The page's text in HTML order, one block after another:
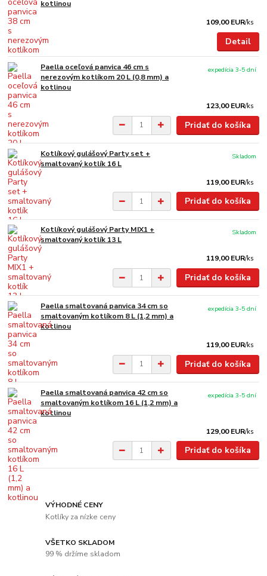
kotlinou
109,00 EUR/ks
Detail
Paella oceľová panvica 46 cm s
nerezovým kotlíkom 20 L (0,8 mm) a
kotlinou
123,00 EUR/ks
expedícia 3-5 dní
Pridať do košíka
Kotlíkový gulášový Party set +
smaltovaný kotlík 16 L
119,00 EUR/ks
Skladom
Pridať do košíka
Kotlíkový gulášový Party MIX1 +
smaltovaný kotlík 13 L
119,00 EUR/ks
Skladom
Pridať do košíka
Paella smaltovaná panvica 34 cm so
smaltovaným kotlíkom 8 L (1,2 mm) a
kotlinou
119,00 EUR/ks
expedícia 3-5 dní
Pridať do košíka
Paella smaltovaná panvica 42 cm so
smaltovaným kotlíkom 16 L (1,2 mm) a
kotlinou
129,00 EUR/ks
expedícia 3-5 dní
Pridať do košíka
VÝHODNÉ CENY
Kotlíky za nízke ceny
VŠETKO SKLADOM
99 % držíme skladom